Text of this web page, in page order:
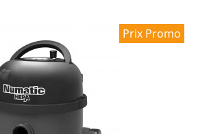
Prix Promo